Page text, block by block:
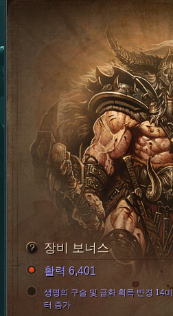
장비 보너스
활력 6,401
생명의 구슬 및 금화 획득 반경 14미
터 증가